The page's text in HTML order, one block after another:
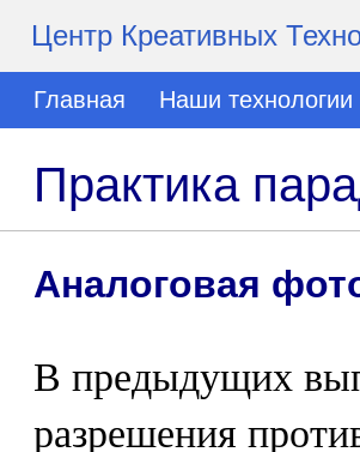
Центр Креативных
Главная Наши технологии
Практика
Аналоговая
В предыдущих
разрешения